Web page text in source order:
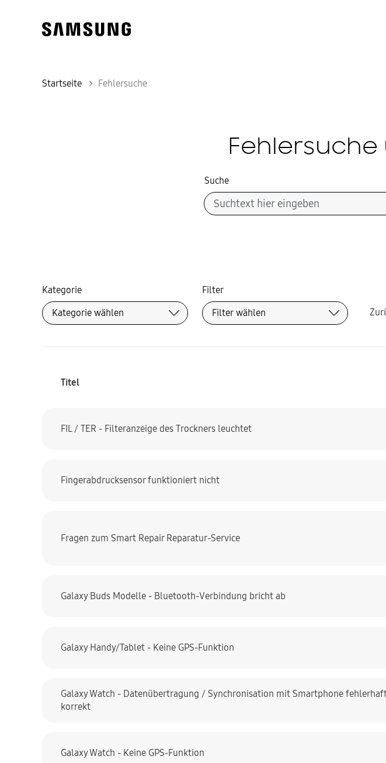
Startseite Fehlersuche
Fehlersuche
Suche
Kategorie
Filter
Titel
FIL / TER - Filteranzeige des Trockners leuchtet
Fingerabdrucksensor funktioniert nicht
Fragen zum Smart Repair Reparatur-Service
Galaxy Buds Modelle - Bluetooth-Verbindung bricht ab
Galaxy Handy/Tablet - Keine GPS-Funktion
Galaxy Watch - Datenübertragung / Synchronisation mit Smartphone
korrekt
Galaxy Watch - Keine GPS-Funktion